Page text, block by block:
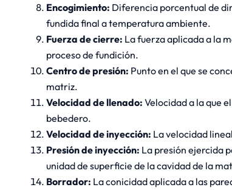
Encogimiento: Diferencia porcentual de
fundida final a temperatura ambiente.
Fuerza de cierre: La fuerza aplicada a la
proceso de fundición.
Centro de presión: Punto en el que se
matriz.
Velocidad de llenado: Velocidad a la que
bebedero.
Velocidad de inyección: La velocidad
Presión de inyección: La presión ejercida
unidad de superficie de la cavidad de la
Borrador: La conicidad aplicada a las